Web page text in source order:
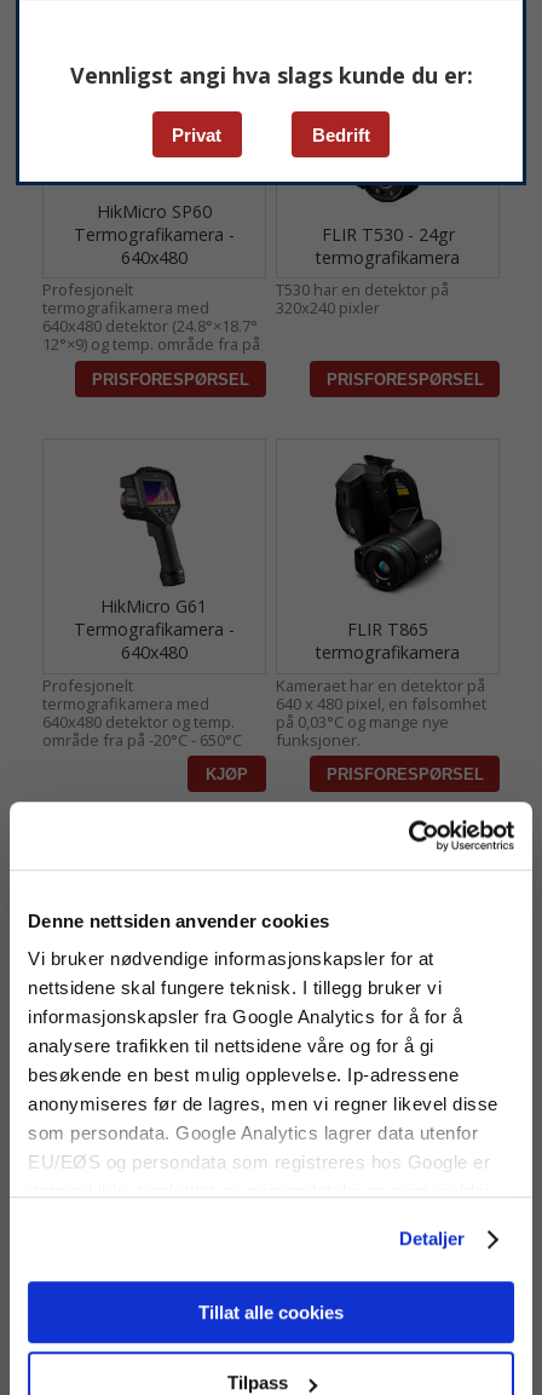
Denne nettsiden anvender cookies
Vi bruker nødvendige informasjonskapsler for at
nettsidene skal fungere teknisk. I tillegg bruker vi
informasjonskapsler fra Google Analytics for å for å
analysere trafikken til nettsidene våre og for å gi
besøkende en best mulig opplevelse. Ip-adressene
anonymiseres før de lagres, men vi regner likevel disse
som persondata. Google Analytics lagrer data utenfor
EU/EØS og persondata som registreres hos Google er
Detaljer
Tillat alle cookies
Tilpass
Vennligst angi hva slags kunde du er:
Privat Bedrift
HikMicro SP60
Termografikamera -
640x480
Profesjonelt
termografikamera med
640x480 detektor (24.8°×18.7°
12°×9) og temp. område fra på
-20°C - 650°C
FLIR T530 - 24gr
termografikamera
T530 har en detektor på
320x240 pixler
HikMicro G61
Termografikamera -
640x480
Profesjonelt
termografikamera med
640x480 detektor og temp.
område fra på -20°C - 650°C
FLIR T865
termografikamera
Kameraet har en detektor på
640 x 480 pixel, en følsomhet
på 0,03°C og mange nye
funksjoner.
Fluke TiS60+
termografikamera
Kamera med integrert
digitalkamera,
berøringsskjerm, autofokus
og detektor på 320 X 240
piksler.
45 650 kr
Fluke TiX580
termografikamera
Integrert digitalkamera, vridbar
linse, detektor på 640x480
piksler med superoppløsning.